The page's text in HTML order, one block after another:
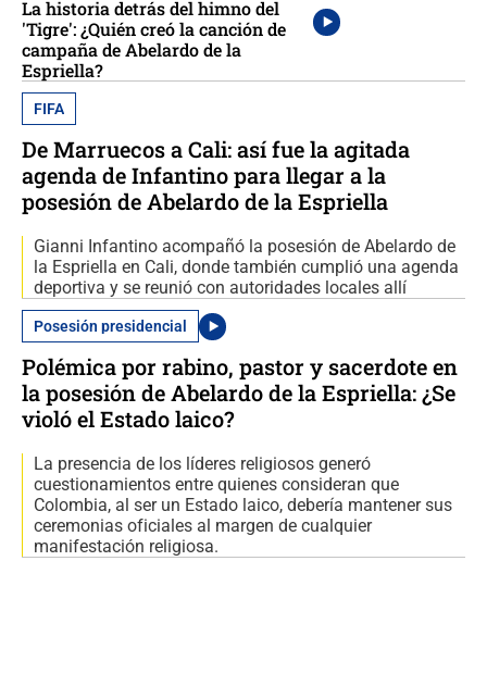
La historia detrás del himno del
'Tigre': ¿Quién creó la canción de
campaña de Abelardo de la
Espriella?
FIFA
De Marruecos a Cali: así fue la agitada
agenda de Infantino para llegar a la
posesión de Abelardo de la Espriella
Gianni Infantino acompañó la posesión de Abelardo de
la Espriella en Cali, donde también cumplió una agenda
deportiva y se reunió con autoridades locales allí
Posesión presidencial
Polémica por rabino, pastor y sacerdote en
la posesión de Abelardo de la Espriella: ¿Se
violó el Estado laico?
La presencia de los líderes religiosos generó
cuestionamientos entre quienes consideran que
Colombia, al ser un Estado laico, debería mantener sus
ceremonias oficiales al margen de cualquier
manifestación religiosa.